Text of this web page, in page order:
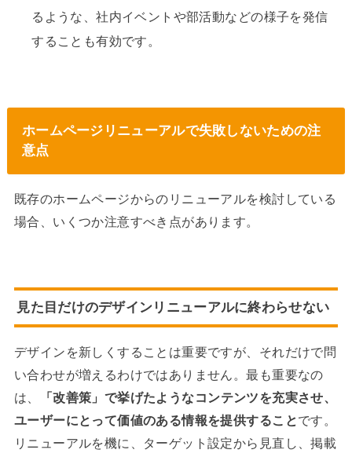
るような、社内イベントや部活動などの様子を発信
することも有効です。
ホームページリニューアルで失敗しないための注
意点
既存のホームページからのリニューアルを検討している
場合、いくつか注意すべき点があります。
見た目だけのデザインリニューアルに終わらせない
デザインを新しくすることは重要ですが、それだけで問
い合わせが増えるわけではありません。最も重要なの
は、
「改善策」で挙げたようなコンテンツを充実させ、
ユーザーにとって価値のある情報を提供することです。
リニューアルを機に、ターゲット設定から見直し、掲載